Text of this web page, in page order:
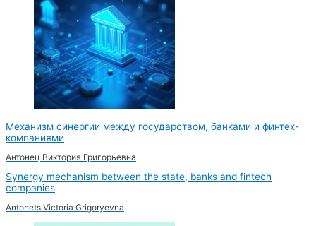
Механизм синергии между государством, банками и финтех-
компаниями
Антонец Виктория Григорьевна
Synergy mechanism between the state, banks and fintech
companies
Antonets Victoria Grigoryevna